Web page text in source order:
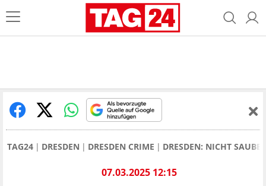
TAG24 DRESDEN DRESDEN CRIME DRESDEN: NICHT
07.03.2025 12:15